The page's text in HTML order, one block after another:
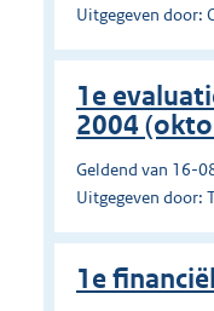
Uitgegeven door:
1e
2004
Geldend van 16-
Uitgegeven door:
1e